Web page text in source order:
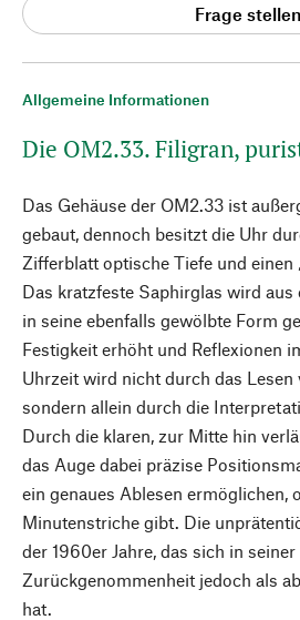
Allgemeine Informationen
Die OM2.33. Filigran,
Das Gehäuse der OM2.33 ist
gebaut, dennoch besitzt die Uhr
Zifferblatt optische Tiefe und einen
Das kratzfeste Saphirglas wird
in seine ebenfalls gewölbte Form
Festigkeit erhöht und Reflexionen
Uhrzeit wird nicht durch das Lesen
sondern allein durch die
Durch die klaren, zur Mitte hin
das Auge dabei präzise
ein genaues Ablesen ermöglichen,
Minutenstriche gibt. Die
der 1960er Jahre, das sich in
Zurückgenommenheit jedoch als
hat.
Frage stellen